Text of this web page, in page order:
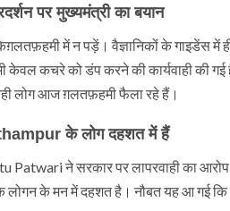
पर मुख्यमंत्री का बयान
में न पड़ें। वैज्ञानिकों के गाइडेंस
केवल कचरे को डंप करने की कार्यवाही की
लोग आज ग़लतफ़हमी फैला रहे हैं।
के लोग दहशत में हैं
Patwari ने सरकार पर लापरवाही का आरोप
के लोगन के मन में दहशत है। नौबत यह आ गई